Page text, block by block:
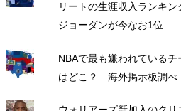
リートの生涯収入ランキン
ジョーダンが今なお1位
NBAで最も嫌われているチ
はどこ？ 海外掲示板調べ